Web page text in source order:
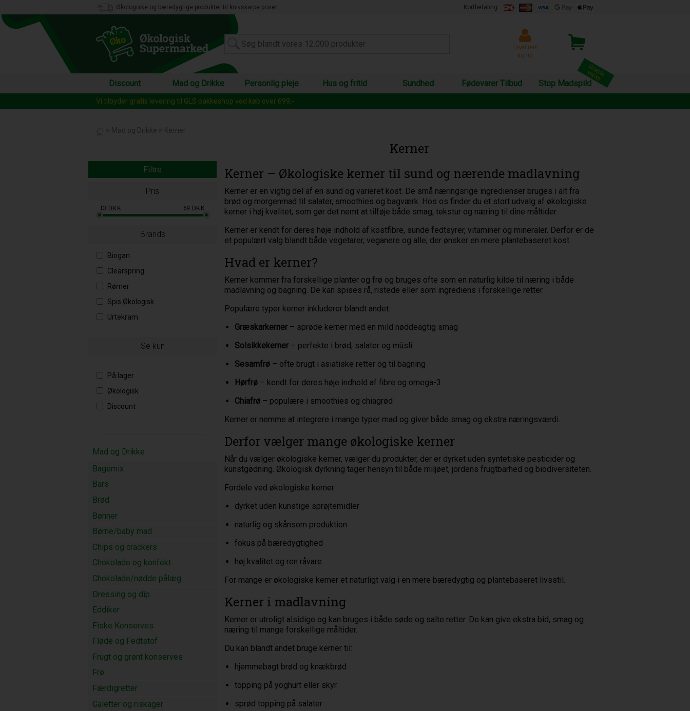
Økologiske og bæredygtige produkter til knivskarpe priser Kortbetaling
Loyalitets
konto
Discount Mad og Drikke Personlig pleje Hus og fritid Sundhed Fødevarer Tilbud Stop Madspild
Vi tilbyder gratis levering til GLS pakkeshop ved køb over 699,-
> Mad og Drikke > Kerner
Kerner
Filtre
Pris
13 DKK 69 DKK
Brands
Biogan
Clearspring
Rømer
Spis Økologisk
Urtekram
Se kun
På lager
Økologisk
Discount
Mad og Drikke
Bagemix
Bars
Brød
Bønner
Børne/baby mad
Chips og crackers
Chokolade og konfekt
Chokolade/nødde pålæg
Dressing og dip
Eddiker
Fiske Konserves
Fløde og Fedtstof
Frugt og grønt konserves
Frø
Færdigretter
Galetter og riskager
Kerner – Økologiske kerner til sund og nærende madlavning
Kerner er en vigtig del af en sund og varieret kost. De små næringsrige ingredienser bruges i alt fra
brød og morgenmad til salater, smoothies og bagværk. Hos os finder du et stort udvalg af økologiske
kerner i høj kvalitet, som gør det nemt at tilføje både smag, tekstur og næring til dine måltider.
Kerner er kendt for deres høje indhold af kostfibre, sunde fedtsyrer, vitaminer og mineraler. Derfor er de
et populært valg blandt både vegetarer, veganere og alle, der ønsker en mere plantebaseret kost.
Hvad er kerner?
Kerner kommer fra forskellige planter og frø og bruges ofte som en naturlig kilde til næring i både
madlavning og bagning. De kan spises rå, ristede eller som ingrediens i forskellige retter.
Populære typer kerner inkluderer blandt andet:
Græskarkerner – sprøde kerner med en mild nøddeagtig smag
Solsikkekerner – perfekte i brød, salater og müsli
Sesamfrø – ofte brugt i asiatiske retter og til bagning
Hørfrø – kendt for deres høje indhold af fibre og omega-3
Chiafrø – populære i smoothies og chiagrød
Kerner er nemme at integrere i mange typer mad og giver både smag og ekstra næringsværdi.
Derfor vælger mange økologiske kerner
Når du vælger økologiske kerner, vælger du produkter, der er dyrket uden syntetiske pesticider og
kunstgødning. Økologisk dyrkning tager hensyn til både miljøet, jordens frugtbarhed og biodiversiteten.
Fordele ved økologiske kerner:
dyrket uden kunstige sprøjtemidler
naturlig og skånsom produktion
fokus på bæredygtighed
høj kvalitet og ren råvare
For mange er økologiske kerner et naturligt valg i en mere bæredygtig og plantebaseret livsstil.
Kerner i madlavning
Kerner er utroligt alsidige og kan bruges i både søde og salte retter. De kan give ekstra bid, smag og
næring til mange forskellige måltider.
Du kan blandt andet bruge kerner til:
hjemmebagt brød og knækbrød
topping på yoghurt eller skyr
sprød topping på salater